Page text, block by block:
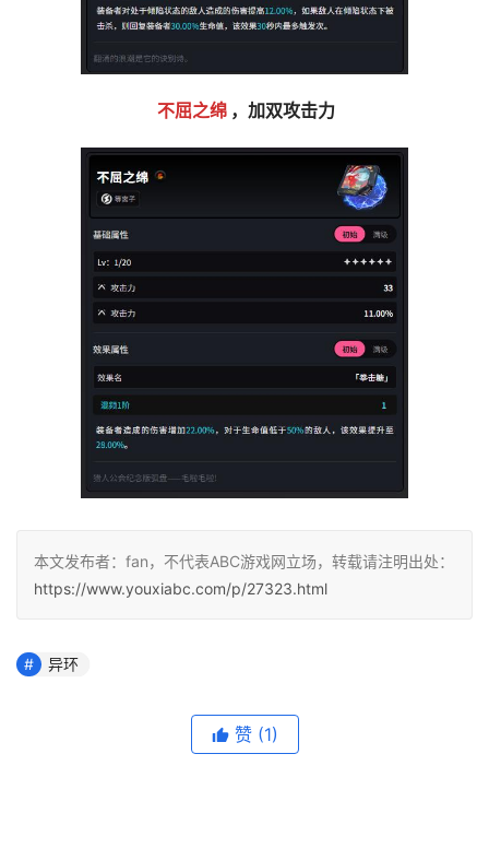
不屈之绵 ，加双攻击力
本文发布者：fan，不代表ABC游戏网立场，转载请注明出处：
https://www.youxiabc.com/p/27323.html
异环
赞 (1)